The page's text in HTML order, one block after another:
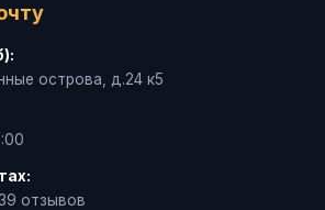
острова, д.24 к5
отзывов